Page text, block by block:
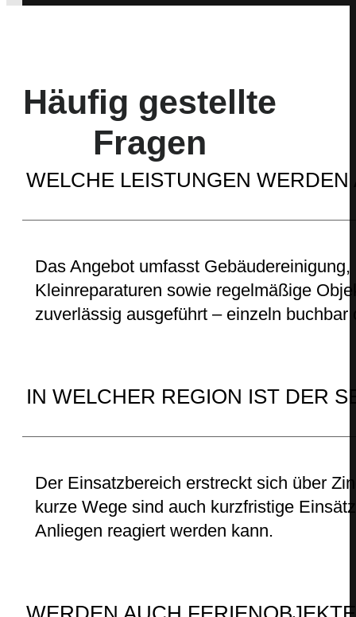
Häufig gestellte
Fragen
WELCHE LEISTUNGEN WERDEN
Das Angebot umfasst
Kleinreparaturen sowie regelmäßige
zuverlässig ausgeführt – einzeln
IN WELCHER REGION IST DER
Der Einsatzbereich erstreckt sich über
kurze Wege sind auch kurzfristige
Anliegen reagiert werden kann.